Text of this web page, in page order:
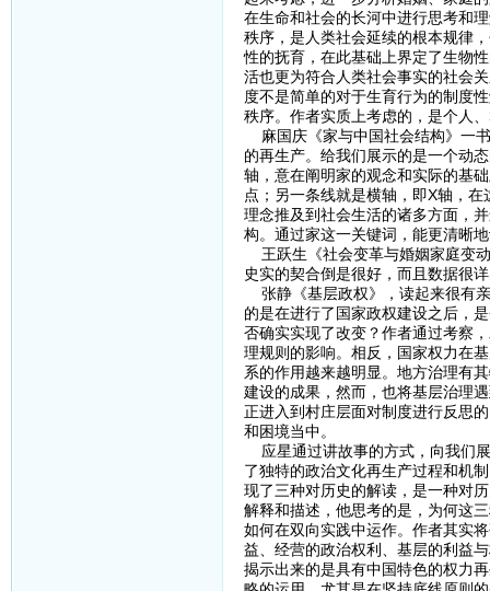
在生命和社会的长河中进行思考和
秩序，是人类社会延续的根本规律
性的抚育，在此基础上界定了生物
活也更为符合人类社会事实的社会
度不是简单的对于生育行为的制度
秩序。作者实质上考虑的，是个人
麻国庆《家与中国社会结构》一
的再生产。给我们展示的是一个动
轴，意在阐明家的观念和实际的基
点；另一条线就是横轴，即X轴，在
理念推及到社会生活的诸多方面，
构。通过家这一关键词，能更清晰
王跃生《社会变革与婚姻家庭变
史实的契合倒是很好，而且数据很
张静《基层政权》，读起来很有
的是在进行了国家政权建设之后，
否确实实现了改变？作者通过考察
理规则的影响。相反，国家权力在
系的作用越来越明显。地方治理有
建设的成果，然而，也将基层治理
正进入到村庄层面对制度进行反思
和困境当中。
应星通过讲故事的方式，向我们
了独特的政治文化再生产过程和机
现了三种对历史的解读，是一种对
解释和描述，他思考的是，为何这
如何在双向实践中运作。作者其实
益、经营的政治权利、基层的利益
揭示出来的是具有中国特色的权力